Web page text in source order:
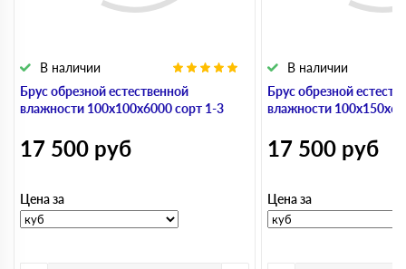
Брус обрезной естественной
влажности 100х100х6000 сорт 1-3
В наличии
17 500 руб
Цена за
Брус обрезной
влажности
В наличии
17 500 руб
Цена за